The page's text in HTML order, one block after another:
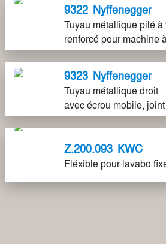
9322 Nyffenegger
Tuyau métallique pilé à
renforcé pour machine
9323 Nyffenegger
Tuyau métallique droit
avec écrou mobile,
Z.200.093 KWC
Fléxible pour lavabo